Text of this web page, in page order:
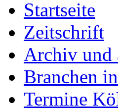
Startseite
Zeitschrift
Archiv und
Branchen
Termine